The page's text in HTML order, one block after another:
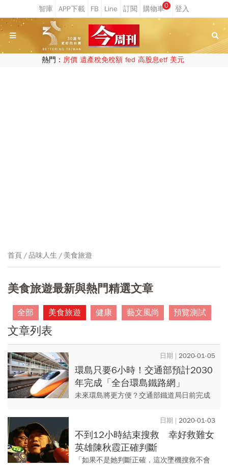
0
熱門： 房價 遺產稅免稅額 fed 高股息etf 美元
首頁 品味人生 美食旅遊
美食旅遊最新與熱門精選文章
全部 美食旅遊 健康 藝文風尚 預覽測試
文章列表
2020-01-05
環島只要6小時！交通部預計2030
年完成「全台環島鐵路網」
未來環島將更方便？交通部鐵道局日前完成
高鐵、東部快鐵」為目標，預計2030年完成
6小時全台環島鐵路網，...
2020-01-03
不到12小時結束搜救 幸好救難女
英雄陳秋霞正確判斷
「如果不是她判斷正確，這次墜機搜救不會